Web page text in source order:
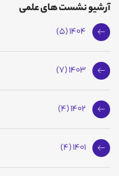
آرشیو نشست های علمی
1404 (5)
1403 (7)
1402 (4)
1401 (4)